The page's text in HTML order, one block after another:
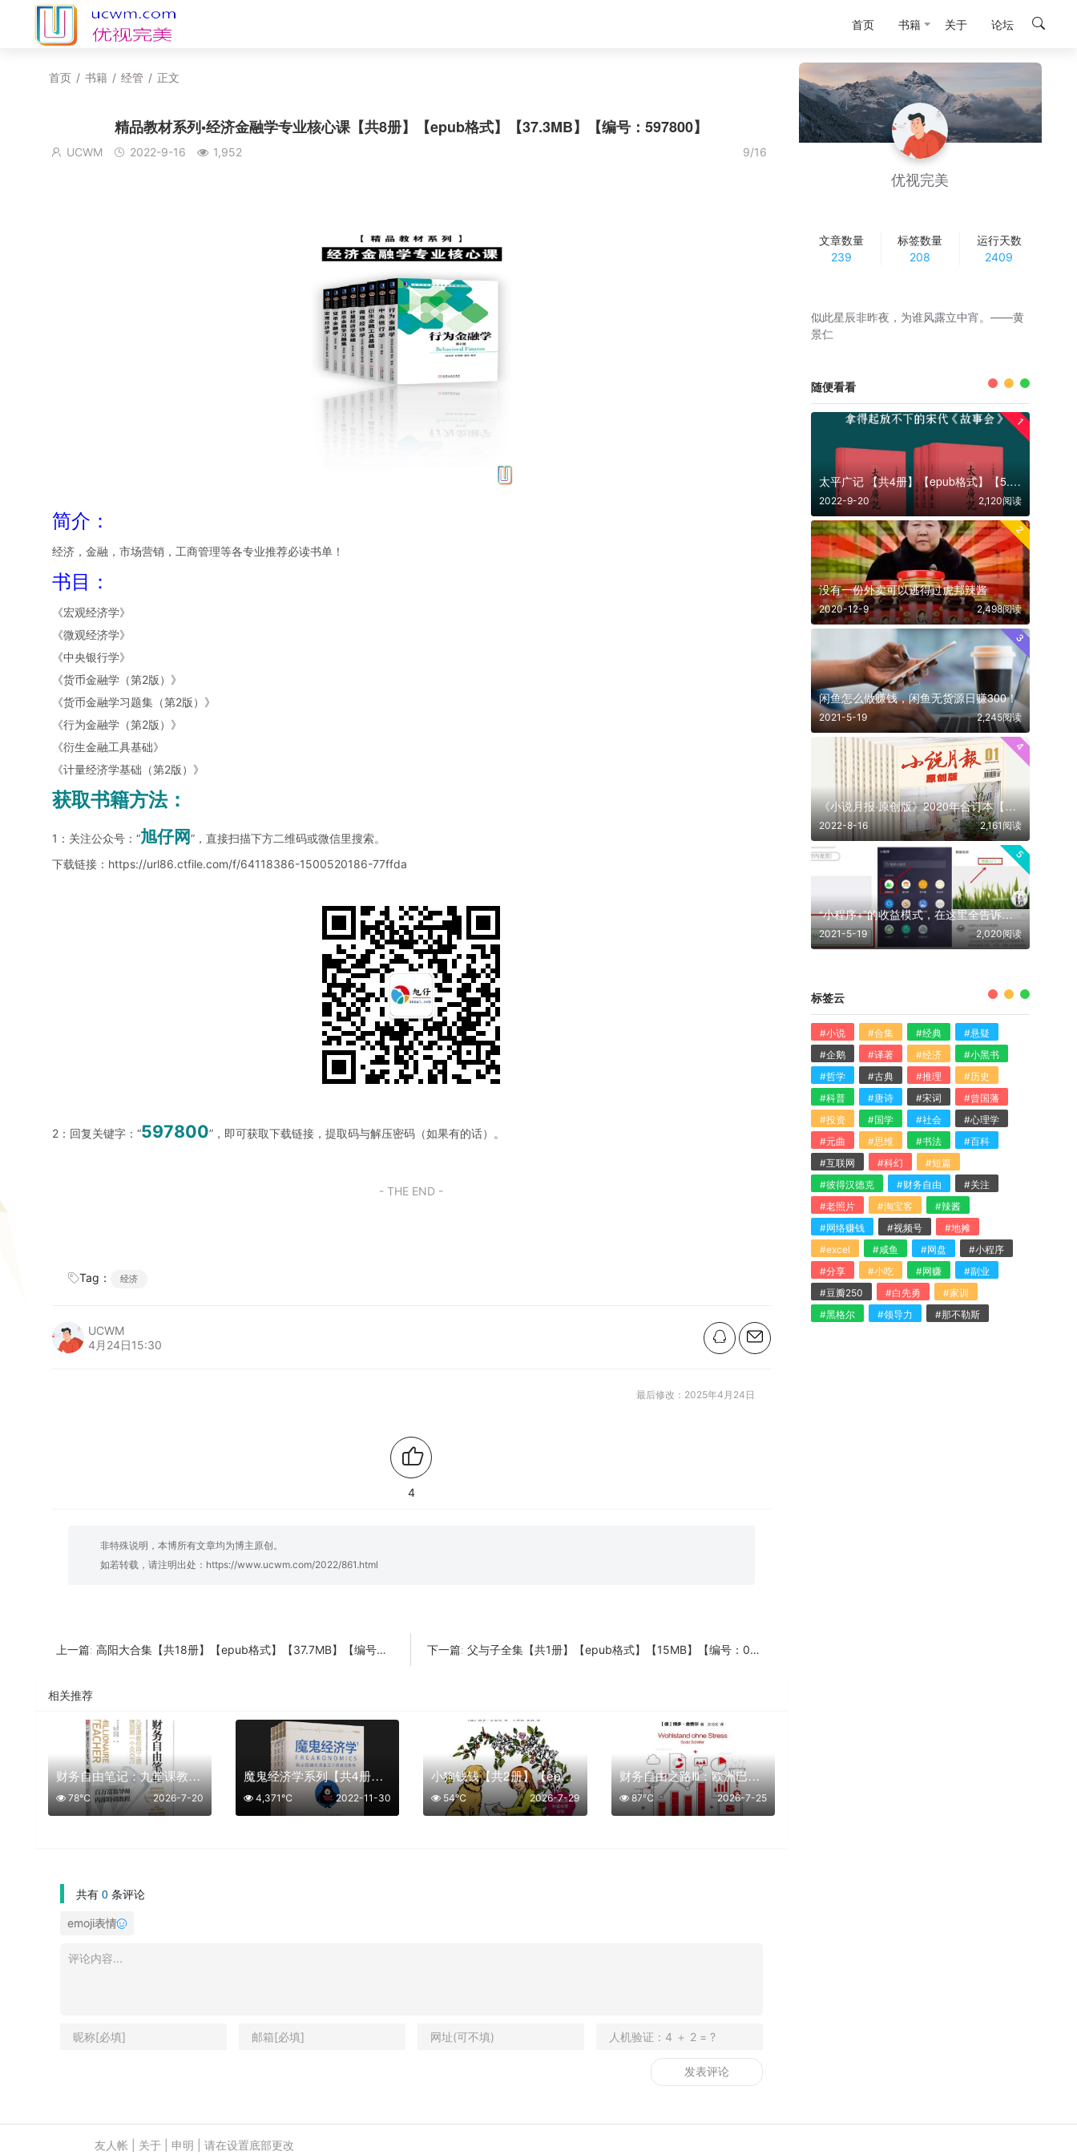
首页 书籍 关于 论坛
首页 / 书籍 / 经管 / 正文
精品教材系列•经济金融学专业核心课【共8册】【epub格式】【37.3MB】【编号：597800】
UCWM 2022-9-16 1,952 9/16
简介：
经济，金融，市场营销，工商管理等各专业推荐必读书单！
书目：
《宏观经济学》
《微观经济学》
《中央银行学》
《货币金融学（第2版）》
《货币金融学习题集（第2版）》
《行为金融学（第2版）》
《衍生金融工具基础》
《计量经济学基础（第2版）》
获取书籍方法：
1：关注公众号：“旭仔网”，直接扫描下方二维码或微信里搜索。
下载链接： https://url86.ctfile.com/f/64118386-1500520186-77ffda
2：回复关键字：“597800”，即可获取下载链接，提取码与解压密码（如果有的话）。
- THE END -
Tag： 经济
UCWM
4月24日15:30
最后修改：2025年4月24日
4
非特殊说明，本博所有文章均为博主原创。
如若转载，请注明出处： https://www.ucwm.com/2022/861.html
上一篇: 高阳大合集【共18册】【epub格式】【37.7MB】【编号：463870】 下一篇: 父与子全集【共1册】【epub格式】【15MB】【编号：053685】
相关推荐
财务自由笔记：九堂课教你用工资赚到第一个600万【共1册】【epub格式】【13.9MB】【编号：863627】
2026-7-20
78℃
魔鬼经济学系列【共4册】【epub格式】【1.7MB】【编号：365627】
2022-11-30
4,371℃
小狗钱钱【共2册】【epub格式】【2.0MB】【编号：635250】
2026-7-29
54℃
财务自由之路Ⅲ：欧洲巴菲特为你量身定制的投资组合体系【共1册】【epub格式】【1.8MB】【编号：150132】
2026-7-25
87℃
共有 0 条评论
emoji表情
优视完美
文章数量
239
标签数量
208
运行天数
2409
似此星辰非昨夜，为谁风露立中宵。——黄
景仁
随便看看
1
太平广记 【共4册】【epub格式】【5.8MB】【编号：378755】
2022-9-20 2,120阅读
2
没有一份外卖可以逃得过虎邦辣酱
2020-12-9 2,498阅读
3
闲鱼怎么做赚钱，闲鱼无货源日赚300！
2021-5-19 2,245阅读
4
《小说月报·原创版》2020年合订本【共12册】【epub格式】【10.9MB】【编号：810292】
2022-8-16 2,161阅读
5
“小程序+”的收益模式，在这里全告诉你！
2021-5-19 2,020阅读
标签云
#小说 #合集 #经典
#悬疑
#企鹅
#译著 #经济
#小黑书
#哲学
#古典 #推理
#历史
#科普
#唐诗 #宋词
#曾国藩
#投资
#国学 #社会
#心理学
#元曲
#思维 #书法
#百科
#互联网
#科幻
#短篇
#彼得汉德克
#财务自由
#关注
#老照片
#淘宝客
#辣酱
#网络赚钱
#视频号
#地摊
#excel
#咸鱼 #网盘
#小程序
#分享
#小吃 #网赚
#副业
#豆瓣250
#白先勇
#家训
#黑格尔
#领导力 #那不勒斯
友人帐 关于| 申明 请在设置底部更改